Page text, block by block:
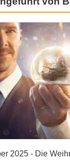
2025 - Die